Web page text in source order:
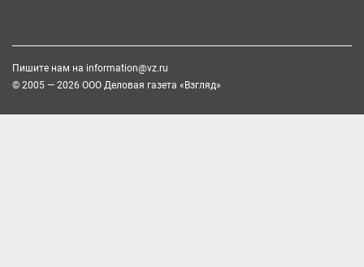
Пишите нам на information@vz.ru
© 2005 — 2026 ООО Деловая газета «Взгляд»